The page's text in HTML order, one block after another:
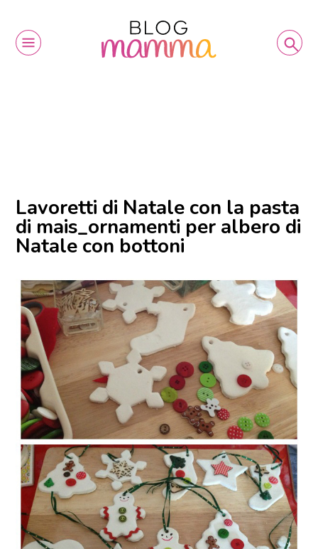
Lavoretti di Natale con la pasta
di mais_ornamenti per albero di
Natale con bottoni